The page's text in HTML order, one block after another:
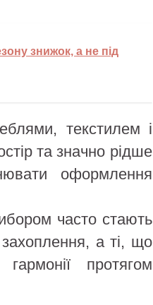
знижок, а не під
текстилем і
та значно рідше
оформлення
часто стають
а ті, що
протягом